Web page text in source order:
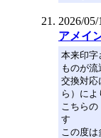
2026/
アメイ
本来印字
ものが
交換対応
ら）によ
こちら
す
この度